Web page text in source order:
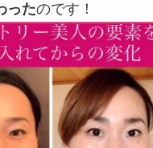
ったのです！